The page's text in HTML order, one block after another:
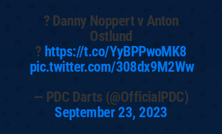
? Danny Noppert v Anton
Ostlund
? https://t.co/YyBPPwoMK8
pic.twitter.com/308dx9M2Ww
— PDC Darts (@OfficialPDC)
September 23, 2023